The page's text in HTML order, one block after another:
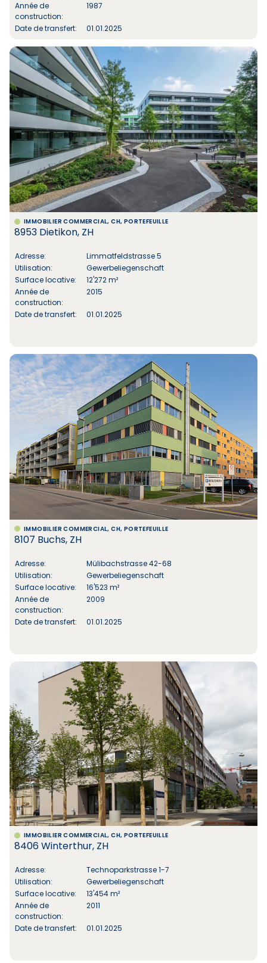
Année de
construction:
1987
Date de transfert: 01.01.2025
IMMOBILIER COMMERCIAL, CH, PORTEFEUILLE
8953 Dietikon, ZH
Adresse:
Limmatfeldstrasse 5
Utilisation:
Gewerbeliegenschaft
Surface locative:
12'272 m²
Année de
construction:
2015
Date de transfert: 01.01.2025
IMMOBILIER COMMERCIAL, CH, PORTEFEUILLE
8107 Buchs, ZH
Adresse:
Mülibachstrasse 42-68
Utilisation:
Gewerbeliegenschaft
Surface locative:
16'523 m²
Année de
construction:
2009
Date de transfert: 01.01.2025
IMMOBILIER COMMERCIAL, CH, PORTEFEUILLE
8406 Winterthur, ZH
Adresse:
Technoparkstrasse 1-7
Utilisation:
Gewerbeliegenschaft
Surface locative:
13'454 m²
Année de
construction:
2011
Date de transfert: 01.01.2025